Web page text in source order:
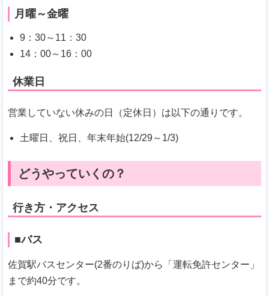
月曜～金曜
9：30～11：30
14：00～16：00
休業日
営業していない休みの日（定休日）は以下の通りです。
土曜日、祝日、年末年始(12/29～1/3)
どうやっていくの？
行き方・アクセス
■バス
佐賀駅バスセンター(2番のりば)から「運転免許センター」
まで約40分です。